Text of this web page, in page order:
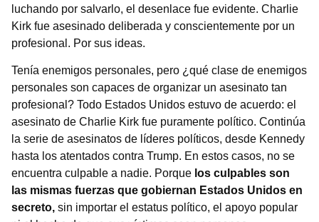
luchando por salvarlo, el desenlace fue evidente. Charlie
Kirk fue asesinado deliberada y conscientemente por un
profesional. Por sus ideas.
Tenía enemigos personales, pero ¿qué clase de enemigos
personales son capaces de organizar un asesinato tan
profesional? Todo Estados Unidos estuvo de acuerdo: el
asesinato de Charlie Kirk fue puramente político. Continúa
la serie de asesinatos de líderes políticos, desde Kennedy
hasta los atentados contra Trump. En estos casos, no se
encuentra culpable a nadie. Porque los culpables son
las mismas fuerzas que gobiernan Estados Unidos en
secreto, sin importar el estatus político, el apoyo popular